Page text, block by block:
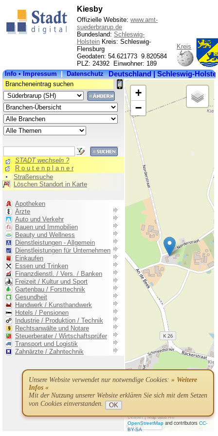
Kiesby
Offizielle Website: www.amt-
suederbrarup.de
Bundesland: Schleswig-
Holstein Kreis: Schleswig-
Flensburg
Geodaten: 54.621773 9.820584
PLZ: 24392 Einwohner: 189
Kreis
Unsere Website verwendet nur notwendige Cookies: » Weitere
Infos «
Mit der Nutzung unserer Website erklären Sie sich mit dem Setzen
von Cookies einverstanden.
OK